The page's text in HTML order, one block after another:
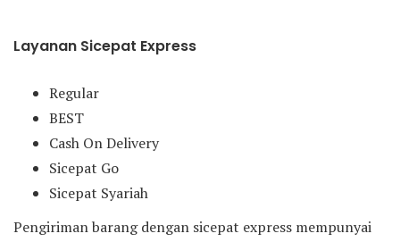
Layanan Sicepat Express
Regular
BEST
Cash On Delivery
Sicepat Go
Sicepat Syariah
Pengiriman barang dengan sicepat express mempunyai